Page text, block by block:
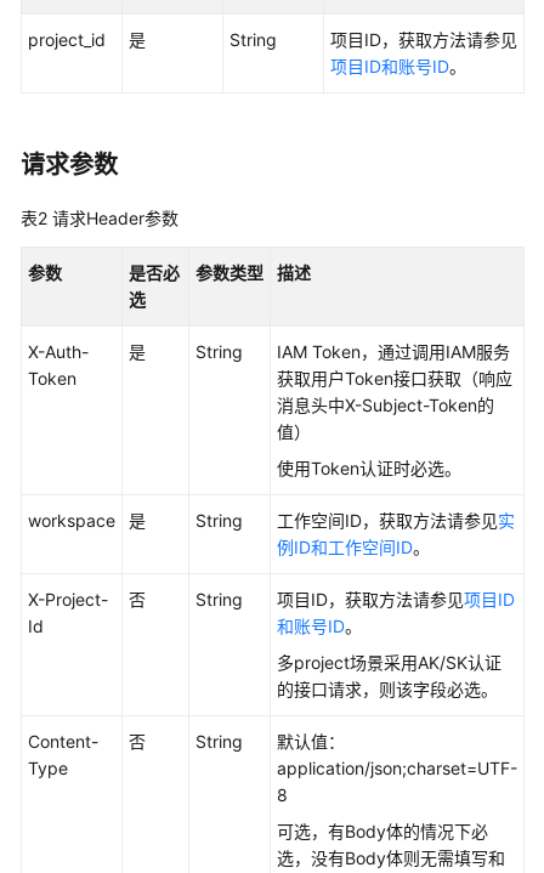
用
佳
践
参
考
必
API
project_id 是 String
项目ID，获取方法请参见
项目ID和账号ID。
请求参数
表2 请求Header参数
参数
是否必
选
参数类型 描述
X-Auth-
Token
是 String
IAM Token，通过调用IAM服务
获取用户Token接口获取（响应
消息头中X-Subject-Token的
值）
使用Token认证时必选。
workspace 是 String 工作空间ID，获取方法请参见实
例ID和工作空间ID。
X-Project-
Id
否 String 项目ID，获取方法请参见项目ID
和账号ID。
多project场景采用AK/SK认证
的接口请求，则该字段必选。
Content-
Type
否 String
默认值：
application/json;charset=UTF-
8
可选，有Body体的情况下必
选，没有Body体则无需填写和